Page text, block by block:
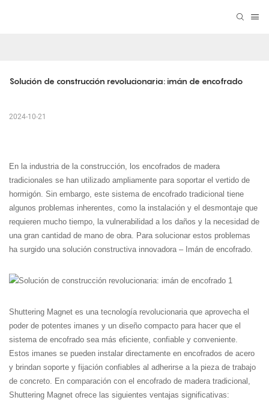
Solución de construcción revolucionaria: imán de encofrado
2024-10-21
En la industria de la construcción, los encofrados de madera
tradicionales se han utilizado ampliamente para soportar el vertido de
hormigón. Sin embargo, este sistema de encofrado tradicional tiene
algunos problemas inherentes, como la instalación y el desmontaje que
requieren mucho tiempo, la vulnerabilidad a los daños y la necesidad de
una gran cantidad de mano de obra. Para solucionar estos problemas
ha surgido una solución constructiva innovadora – Imán de encofrado.
Shuttering Magnet es una tecnología revolucionaria que aprovecha el
poder de potentes imanes y un diseño compacto para hacer que el
sistema de encofrado sea más eficiente, confiable y conveniente.
Estos imanes se pueden instalar directamente en encofrados de acero
y brindan soporte y fijación confiables al adherirse a la pieza de trabajo
de concreto. En comparación con el encofrado de madera tradicional,
Shuttering Magnet ofrece las siguientes ventajas significativas: